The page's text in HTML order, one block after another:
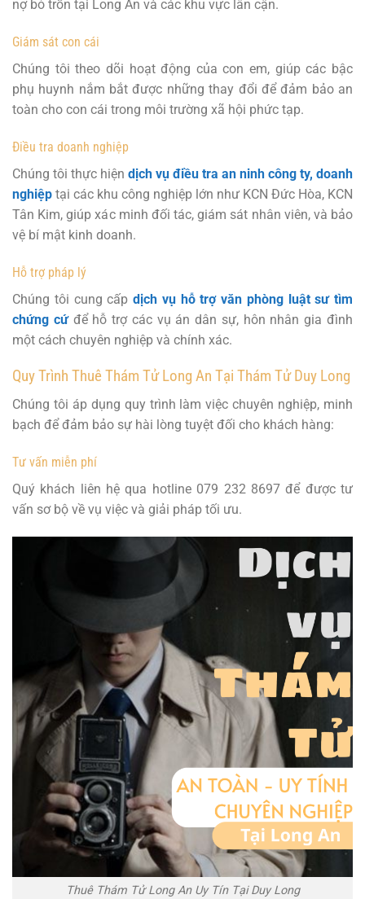
nợ bỏ trốn tại Long An và các khu vực lân cận.
Giám sát con cái
Chúng tôi theo dõi hoạt động của con em, giúp các bậc
phụ huynh nắm bắt được những thay đổi để đảm bảo an
toàn cho con cái trong môi trường xã hội phức tạp.
Điều tra doanh nghiệp
Chúng tôi thực hiện dịch vụ điều tra an ninh công ty, doanh
nghiệp tại các khu công nghiệp lớn như KCN Đức Hòa, KCN
Tân Kim, giúp xác minh đối tác, giám sát nhân viên, và bảo
vệ bí mật kinh doanh.
Hỗ trợ pháp lý
Chúng tôi cung cấp dịch vụ hỗ trợ văn phòng luật sư tìm
chứng cứđể hỗ trợ các vụ án dân sự, hôn nhân gia đình
một cách chuyên nghiệp và chính xác.
Quy Trình Thuê Thám Tử Long An Tại Thám Tử Duy Long
Chúng tôi áp dụng quy trình làm việc chuyên nghiệp, minh
bạch để đảm bảo sự hài lòng tuyệt đối cho khách hàng:
Tư vấn miễn phí
Quý khách liên hệ qua hotline 079 232 8697 để được tư
vấn sơ bộ về vụ việc và giải pháp tối ưu.
Thuê Thám Tử Long An Uy Tín Tại Duy Long